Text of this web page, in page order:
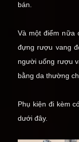
bán.
Và một điểm nữa
đựng rượu vang
người uống rượu
bằng da thường
Phụ kiện đi kèm
dưới đây.